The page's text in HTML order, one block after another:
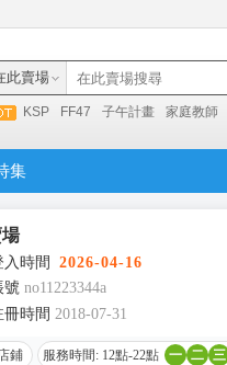
此賣場
KSP FF47 子午計畫 家庭教師
集
時間
2026-04-16
號 no11223344a
時間 2018-07-31
鋪 服務時間: 12點-22點 一 二 三